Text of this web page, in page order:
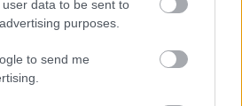
data to be sent to
purposes.
to send me
mindig tökéletesen.
Rawson-Harris / Unsplash